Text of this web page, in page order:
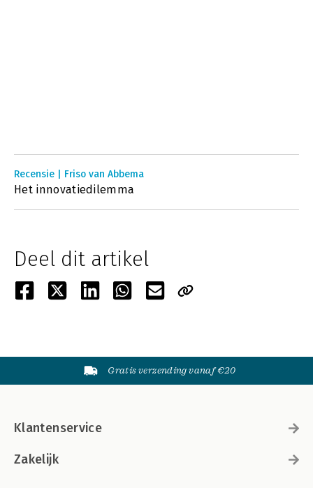
Recensie | Friso van Abbema
Het innovatiedilemma
Deel dit artikel
Gratis verzending vanaf €20
Klantenservice
Zakelijk